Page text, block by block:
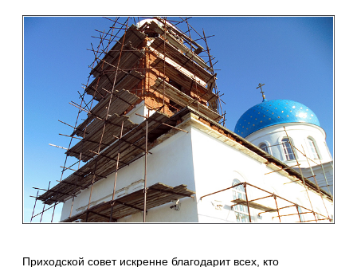
Приходской совет искренне благодарит всех, кто